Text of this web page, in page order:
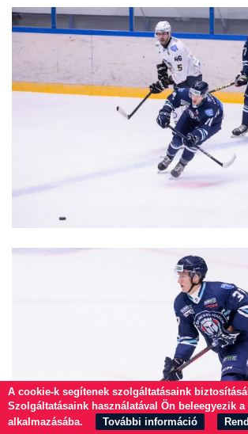
A cookie-k segítenek szolgáltatásaink
Szolgáltatásaink használatával Ön beleegyezik a
alkalmazásába.
További információ